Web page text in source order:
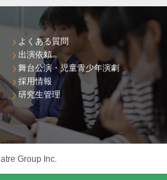
よくある質問
出演依頼
舞台公演・児童青少年演劇
採用情報
研究生管理
Group Inc.